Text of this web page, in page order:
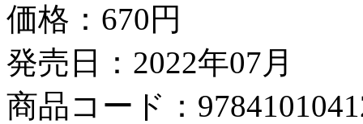
価格： 670円
発売日：2022年07月
商品コード：